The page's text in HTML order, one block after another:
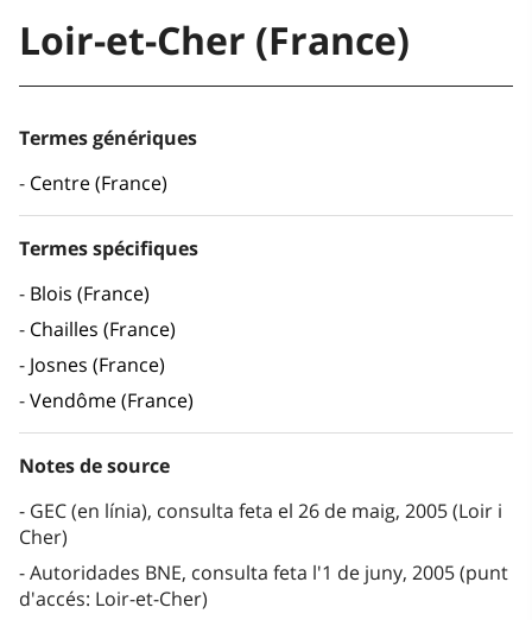
Loir-et-Cher (France)
Termes génériques
Centre (France)
Termes spécifiques
Blois (France)
Chailles (France)
Josnes (France)
Vendôme (France)
Notes de source
GEC (en línia), consulta feta el 26 de maig, 2005 (Loir i
Cher)
Autoridades BNE, consulta feta l'1 de juny, 2005 (punt
d'accés: Loir-et-Cher)